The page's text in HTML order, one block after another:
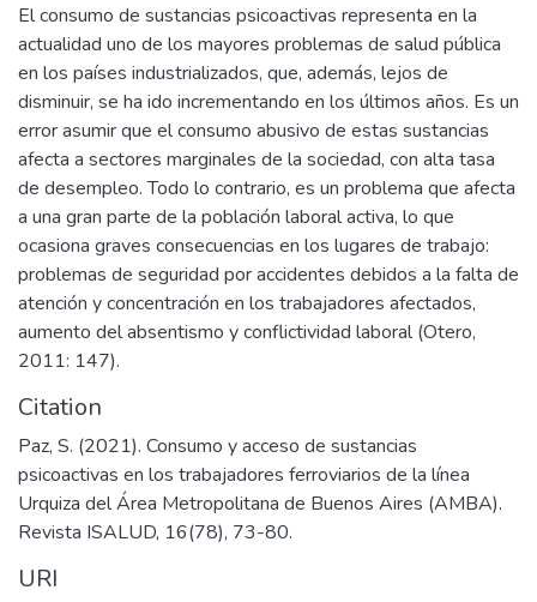
El consumo de sustancias psicoactivas representa en la
actualidad uno de los mayores problemas de salud pública
en los países industrializados, que, además, lejos de
disminuir, se ha ido incrementando en los últimos años. Es un
error asumir que el consumo abusivo de estas sustancias
afecta a sectores marginales de la sociedad, con alta tasa
de desempleo. Todo lo contrario, es un problema que afecta
a una gran parte de la población laboral activa, lo que
ocasiona graves consecuencias en los lugares de trabajo:
problemas de seguridad por accidentes debidos a la falta de
atención y concentración en los trabajadores afectados,
aumento del absentismo y conflictividad laboral (Otero,
2011: 147).
Citation
Paz, S. (2021). Consumo y acceso de sustancias
psicoactivas en los trabajadores ferroviarios de la línea
Urquiza del Área Metropolitana de Buenos Aires (AMBA).
Revista ISALUD, 16(78), 73-80.
URI